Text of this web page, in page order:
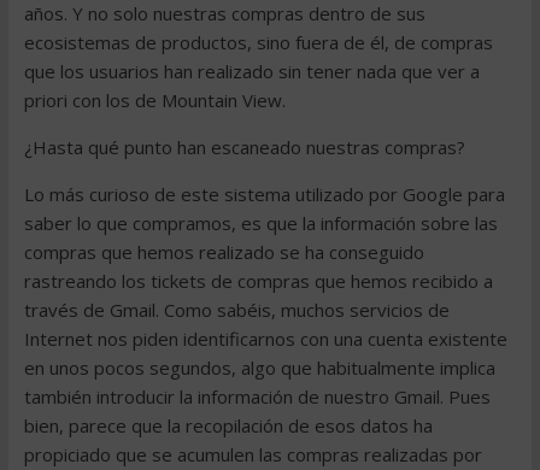
años. Y no solo nuestras compras dentro de sus
ecosistemas de productos, sino fuera de él, de compras
que los usuarios han realizado sin tener nada que ver a
priori con los de Mountain View.
¿Hasta qué punto han escaneado nuestras compras?
Lo más curioso de este sistema utilizado por Google para
saber lo que compramos, es que la información sobre las
compras que hemos realizado se ha conseguido
rastreando los tickets de compras que hemos recibido a
través de Gmail. Como sabéis, muchos servicios de
Internet nos piden identificarnos con una cuenta existente
en unos pocos segundos, algo que habitualmente implica
también introducir la información de nuestro Gmail. Pues
bien, parece que la recopilación de esos datos ha
propiciado que se acumulen las compras realizadas por